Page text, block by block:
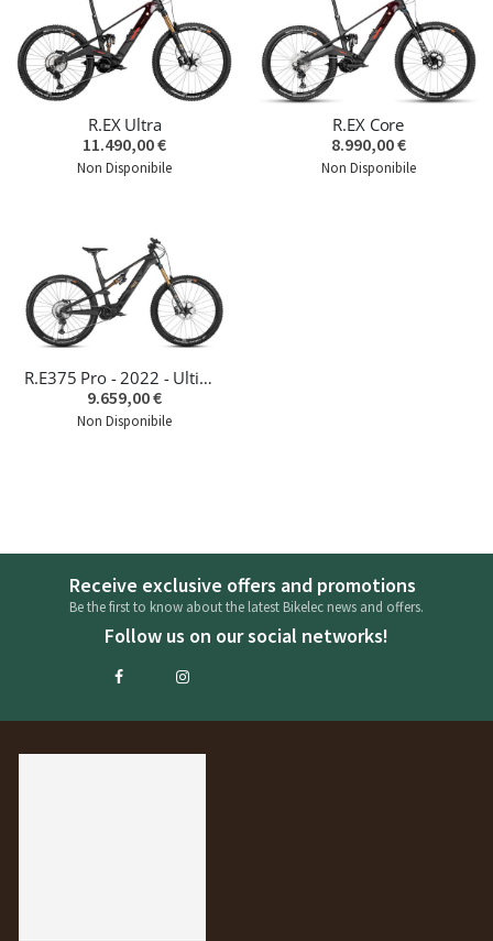
R.EX Ultra
11.490,00 €
Non Disponibile
R.EX Core
8.990,00 €
Non Disponibile
R.E375 Pro - 2022 - Ultima unità
9.659,00 €
Non Disponibile
Receive exclusive offers and promotions
Be the first to know about the latest Bikelec news and offers.
Follow us on our social networks!